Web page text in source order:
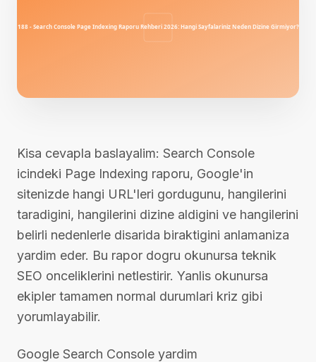
Kisa cevapla baslayalim: Search Console
icindeki Page Indexing raporu, Google'in
sitenizde hangi URL'leri gordugunu, hangilerini
taradigini, hangilerini dizine aldigini ve hangilerini
belirli nedenlerle disarida biraktigini anlamaniza
yardim eder. Bu rapor dogru okunursa teknik
SEO onceliklerini netlestirir. Yanlis okunursa
ekipler tamamen normal durumlari kriz gibi
yorumlayabilir.
Google Search Console yardim